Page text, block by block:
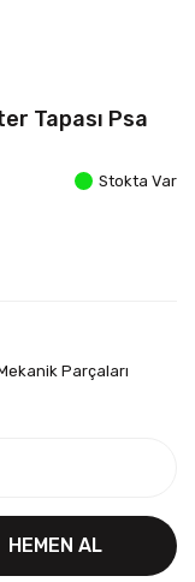
Tapası Psa
Stokta Var
Parçaları
HEMEN AL